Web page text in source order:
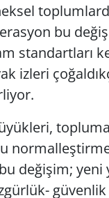
bu
standartları
izleri
değişim; yeni